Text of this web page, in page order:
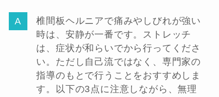
椎間板ヘルニアで痛みやしびれが強い
時は、安静が一番です。ストレッチ
は、症状が和らいでから行ってくださ
い。ただし自己流ではなく、専門家の
指導のもとで行うことをおすすめしま
す。以下の3点に注意しながら、無理